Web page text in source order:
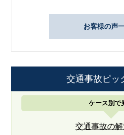
お客様の声
交通事故ピッ
ケース別で
交通事故の解